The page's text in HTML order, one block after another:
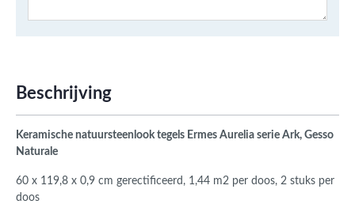
Beschrijving
Keramische natuursteenlook tegels Ermes Aurelia serie Ark, Gesso
Naturale
60 x 119,8 x 0,9 cm gerectificeerd, 1,44 m2 per doos, 2 stuks per
doos